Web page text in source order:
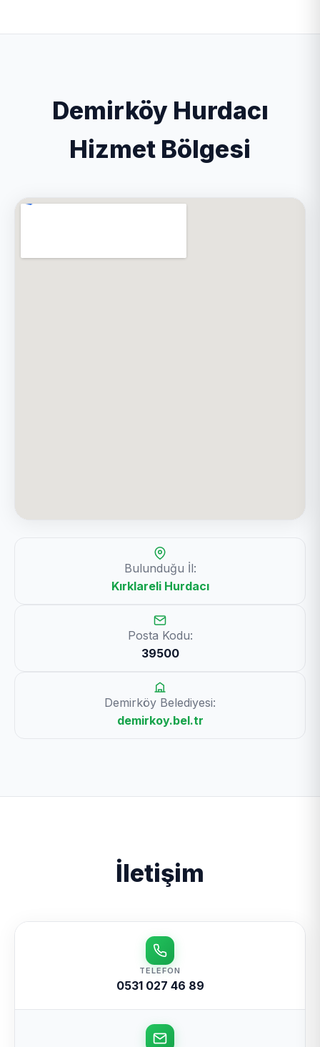
nakit ödeme ve hızlı havale/EFT yöntemi ile
Demirköy Hurdacı
Hizmet Bölgesi
Bulunduğu İl:
Kırklareli Hurdacı
Posta Kodu:
39500
Demirköy Belediyesi:
demirkoy.bel.tr
İletişim
TELEFON
0531 027 46 89